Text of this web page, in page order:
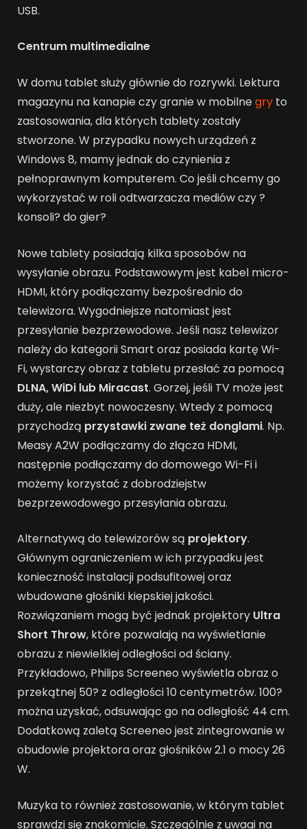
USB.
Centrum multimedialne
W domu tablet służy głównie do rozrywki. Lektura
magazynu na kanapie czy granie w mobilnegry to
zastosowania, dla których tablety zostały
stworzone. W przypadku nowych urządzeń z
Windows 8, mamy jednak do czynienia z
pełnoprawnym komputerem. Co jeśli chcemy go
wykorzystać w roli odtwarzacza mediów czy ?
konsoli? do gier?
Nowe tablety posiadają kilka sposobów na
wysyłanie obrazu. Podstawowym jest kabel micro-
HDMI, który podłączamy bezpośrednio do
telewizora. Wygodniejsze natomiast jest
przesyłanie bezprzewodowe. Jeśli nasz telewizor
należy do kategorii Smart oraz posiada kartę Wi-
Fi, wystarczy obraz z tabletu przesłać za pomocą
DLNA, WiDi lub Miracast. Gorzej, jeśli TV może jest
duży, ale niezbyt nowoczesny. Wtedy z pomocą
przychodzą przystawki zwane też donglami. Np.
Measy A2W podłączamy do złącza HDMI,
następnie podłączamy do domowego Wi-Fi i
możemy korzystać z dobrodziejstw
bezprzewodowego przesyłania obrazu.
Alternatywą do telewizorów są projektory.
Głównym ograniczeniem w ich przypadku jest
konieczność instalacji podsufitowej oraz
wbudowane głośniki kiepskiej jakości.
Rozwiązaniem mogą być jednak projektory Ultra
Short Throw, które pozwalają na wyświetlanie
obrazu z niewielkiej odległości od ściany.
Przykładowo, Philips Screeneo wyświetla obraz o
przekątnej 50? z odległości 10 centymetrów. 100?
można uzyskać, odsuwając go na odległość 44 cm.
Dodatkową zaletą Screeneo jest zintegrowanie w
obudowie projektora oraz głośników 2.1 o mocy 26
W.
Muzyka to również zastosowanie, w którym tablet
sprawdzi się znakomicie. Szczególnie z uwagi na